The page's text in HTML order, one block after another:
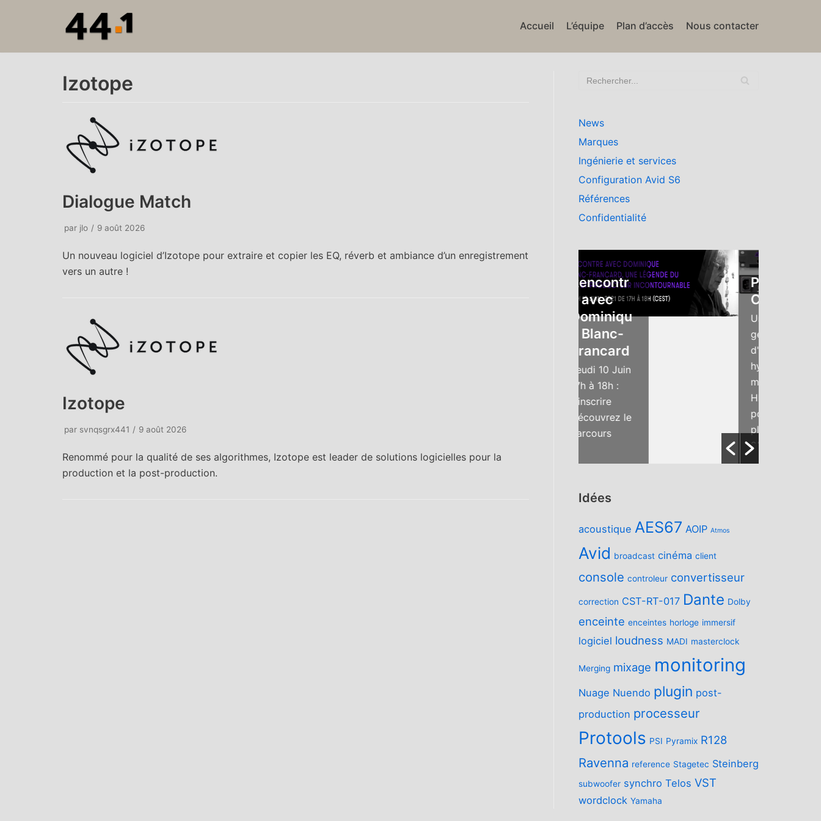
Accueil L’équipe Plan d’accès Nous contacter
Izotope
Dialogue Match
par jlo 9 août 2026
Un nouveau logiciel d’Izotope pour extraire et copier les EQ, réverb et ambiance d’un enregistrement
vers un autre !
Izotope
par svnqsgrx441 9 août 2026
Renommé pour la qualité de ses algorithmes, Izotope est leader de solutions logicielles pour la
production et la post-production.
News
Marques
Ingénierie et services
Configuration Avid S6
Références
Confidentialité
immersif 14.3
Enhanced :
Rencontr
e avec
Dominiqu
e Blanc-
Francard
Jeudi 10 Juin
17h à 18h :
Découvrez le
de Dominique
Francard, l’un
Protools |
Carbon
Une nouvelle
génération
d'interface
hybride avec
moteur DSP
HDX intégré
pour les
plugins AAX !
25 entrées,
dont 8
Idées
acoustique AES67 AOIP Atmos
Avid broadcast cinéma client
console controleur convertisseur
correction CST-RT-017 Dante Dolby
enceinte enceintes horloge immersif
logiciel loudness MADI masterclock
Merging mixage monitoring
Nuage Nuendo plugin post-
production processeur
Protools PSI Pyramix R128
Ravenna reference Stagetec Steinberg
subwoofer synchro Telos VST
wordclock Yamaha